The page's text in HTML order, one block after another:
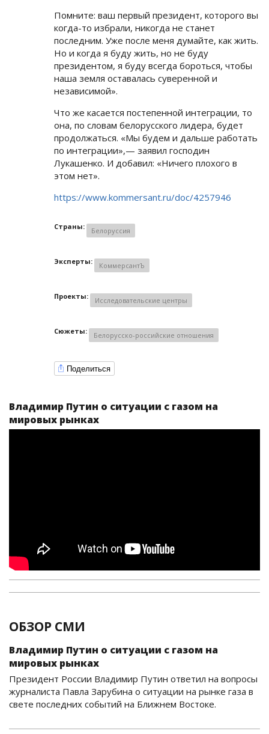
Помните: ваш первый президент, которого вы
когда-то избрали, никогда не станет
последним. Уже после меня думайте, как жить.
Но и когда я буду жить, но не буду
президентом, я буду всегда бороться, чтобы
наша земля оставалась суверенной и
независимой».
Что же касается постепенной интеграции, то
она, по словам белорусского лидера, будет
продолжаться. «Мы будем и дальше работать
по интеграции»,— заявил господин
Лукашенко. И добавил: «Ничего плохого в
этом нет».
https://www.kommersant.ru/doc/4257946
Страны: Белоруссия
Эксперты: КоммерсантЪ
Проекты: Исследовательские центры
Сюжеты: Белорусско-российские отношения
Поделиться
Владимир Путин о ситуации с газом на
мировых рынках
ОБЗОР СМИ
Владимир Путин о ситуации с газом на
мировых рынках
Президент России Владимир Путин ответил на вопросы
журналиста Павла Зарубина о ситуации на рынке газа в
свете последних событий на Ближнем Востоке.